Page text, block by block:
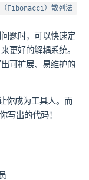
（Fibonacci）散列法
题时，可以快速定
更好的解耦系统。
可扩展、易维护的
你成为工具人。而
写出的代码！